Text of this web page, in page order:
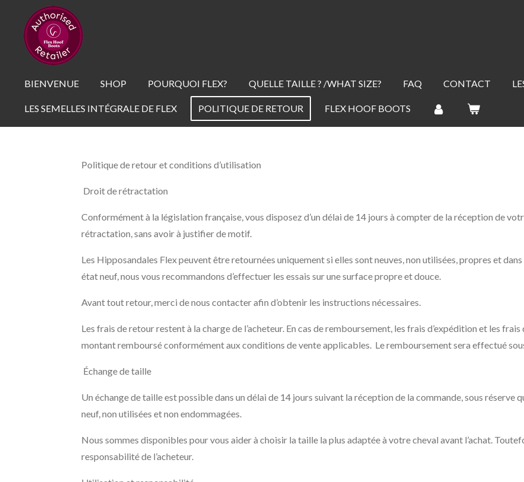
Passer
contenu
principal
BIENVENUE SHOP POURQUOI FLEX? QUELLE TAILLE ? /WHAT SIZE? FAQ CONTACT
LES SEMELLES INTÉGRALE DE FLEX POLITIQUE DE RETOUR FLEX HOOF BOOTS
Politique de retour et conditions d’utilisation
Droit de rétractation
Conformément à la législation française, vous disposez d’un délai de 14 jours à compter de la réception de
rétractation, sans avoir à justifier de motif.
Les Hipposandales Flex peuvent être retournées uniquement si elles sont neuves, non utilisées, propres et
état neuf, nous vous recommandons d’effectuer les essais sur une surface propre et douce.
Avant tout retour, merci de nous contacter afin d’obtenir les instructions nécessaires.
Les frais de retour restent à la charge de l’acheteur. En cas de remboursement, les frais d’expédition et les
montant remboursé conformément aux conditions de vente applicables. Le remboursement sera effectué
Échange de taille
Un échange de taille est possible dans un délai de 14 jours suivant la réception de la commande, sous réserve
neuf, non utilisées et non endommagées.
Nous sommes disponibles pour vous aider à choisir la taille la plus adaptée à votre cheval avant l’achat.
responsabilité de l’acheteur.